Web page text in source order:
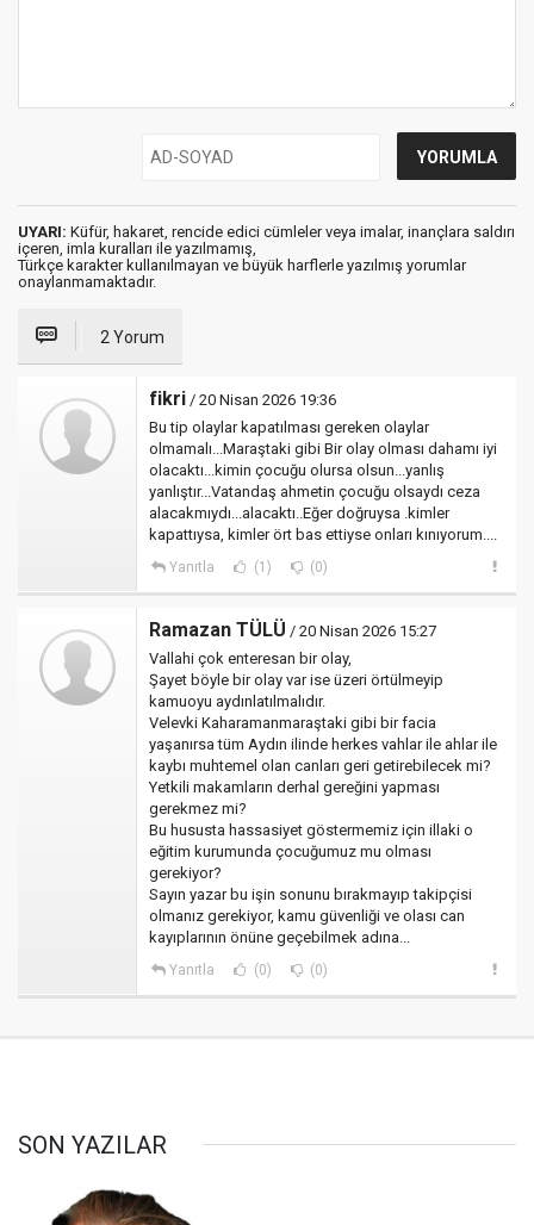
UYARI: Küfür, hakaret, rencide edici cümleler veya imalar, inançlara saldırı
içeren, imla kuralları ile yazılmamış,
Türkçe karakter kullanılmayan ve büyük harflerle yazılmış yorumlar
onaylanmamaktadır.
2 Yorum
fikri / 20 Nisan 2026 19:36
Bu tip olaylar kapatılması gereken olaylar
olmamalı...Maraştaki gibi Bir olay olması dahamı iyi
olacaktı...kimin çocuğu olursa olsun...yanlış
yanlıştır...Vatandaş ahmetin çocuğu olsaydı ceza
alacakmıydı...alacaktı..Eğer doğruysa .kimler
kapattıysa, kimler ört bas ettiyse onları kınıyorum....
Yanıtla (1) (0)
Ramazan TÜLÜ / 20 Nisan 2026 15:27
Vallahi çok enteresan bir olay,
Şayet böyle bir olay var ise üzeri örtülmeyip
kamuoyu aydınlatılmalıdır.
Velevki Kaharamanmaraştaki gibi bir facia
yaşanırsa tüm Aydın ilinde herkes vahlar ile ahlar ile
kaybı muhtemel olan canları geri getirebilecek mi?
Yetkili makamların derhal gereğini yapması
gerekmez mi?
Bu hususta hassasiyet göstermemiz için illaki o
eğitim kurumunda çocuğumuz mu olması
gerekiyor?
Sayın yazar bu işin sonunu bırakmayıp takipçisi
olmanız gerekiyor, kamu güvenliği ve olası can
kayıplarının önüne geçebilmek adına...
Yanıtla (0) (0)
SON YAZILAR